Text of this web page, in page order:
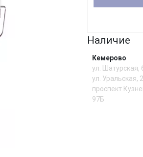
Наличие
Кемерово
ул. Шатурская,
ул. Уральская,
проспект
97Б